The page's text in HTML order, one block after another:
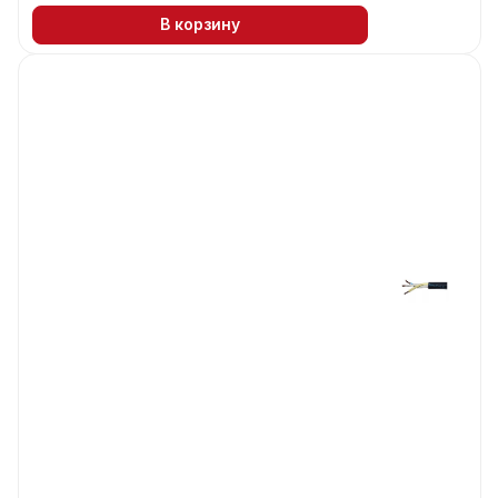
В корзину